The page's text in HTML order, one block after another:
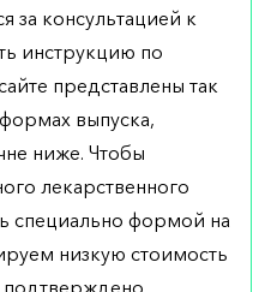
за консультацией к
инструкцию по
представлены так
выпуска,
ниже. Чтобы
лекарственного
специально формой на
низкую стоимость